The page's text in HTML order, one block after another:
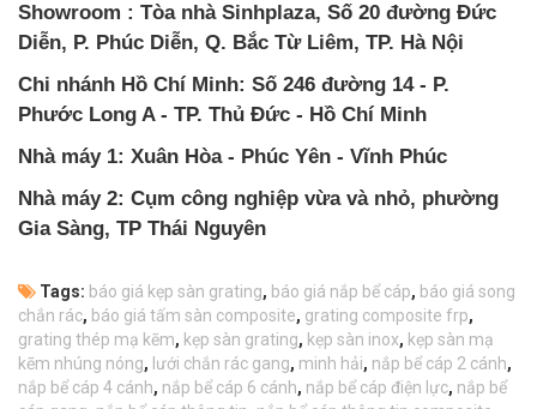
Showroom : Tòa nhà Sinhplaza, Số 20 đường Đức
Diễn, P. Phúc Diễn, Q. Bắc Từ Liêm, TP. Hà Nội
Chi nhánh Hồ Chí Minh: Số 246 đường 14 - P.
Phước Long A - TP. Thủ Đức - Hồ Chí Minh
Nhà máy 1: Xuân Hòa - Phúc Yên - Vĩnh Phúc
Nhà máy 2: Cụm công nghiệp vừa và nhỏ, phường
Gia Sàng, TP Thái Nguyên
Tags: báo giá kẹp sàn grating, báo giá nắp bể cáp, báo giá song
chắn rác, báo giá tấm sàn composite, grating composite frp,
grating thép mạ kẽm, kẹp sàn grating, kẹp sàn inox, kẹp sàn mạ
kẽm nhúng nóng, lưới chắn rác gang, minh hải, nắp bể cáp 2 cánh,
nắp bể cáp 4 cánh, nắp bể cáp 6 cánh, nắp bể cáp điện lực, nắp bể